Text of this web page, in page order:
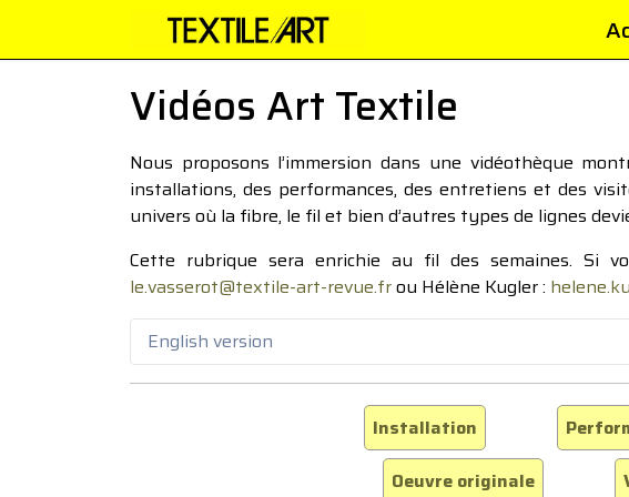
Vidéos Art Textile
Nous proposons l’immersion dans une vidéothèque
installations, des performances, des entretiens et des
univers où la fibre, le fil et bien d’autres types de lignes
Cette rubrique sera enrichie au fil des semaines. Si
le.vasserot@textile-art-revue.frou Hélène Kugler :
English version
Installation
Oeuvre originale